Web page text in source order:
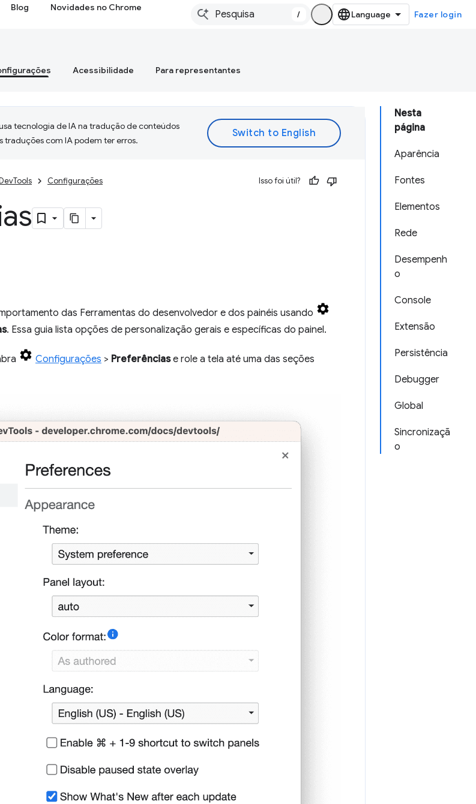
Blog Novidades no Chrome
/ Fazer login
Acessibilidade Para representantes
Nesta
página
Aparência
Fontes
Elementos
Rede
Desempenh
o
Console
Extensão
Persistência
Debugger
Global
Sincronizaçã
o
tecnologia de IA na tradução de conteúdos
traduções com IA podem ter erros.
Configurações Isso foi útil?
das Ferramentas do desenvolvedor e dos painéis usando
. Essa guia lista opções de personalização gerais e específicas do painel.
Configurações > Preferênciase role a tela até uma das seções